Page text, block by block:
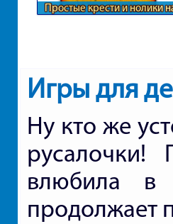
Простые крести и нолики
Игры для
Ну кто же
русалочки!
влюбила в
продолжает